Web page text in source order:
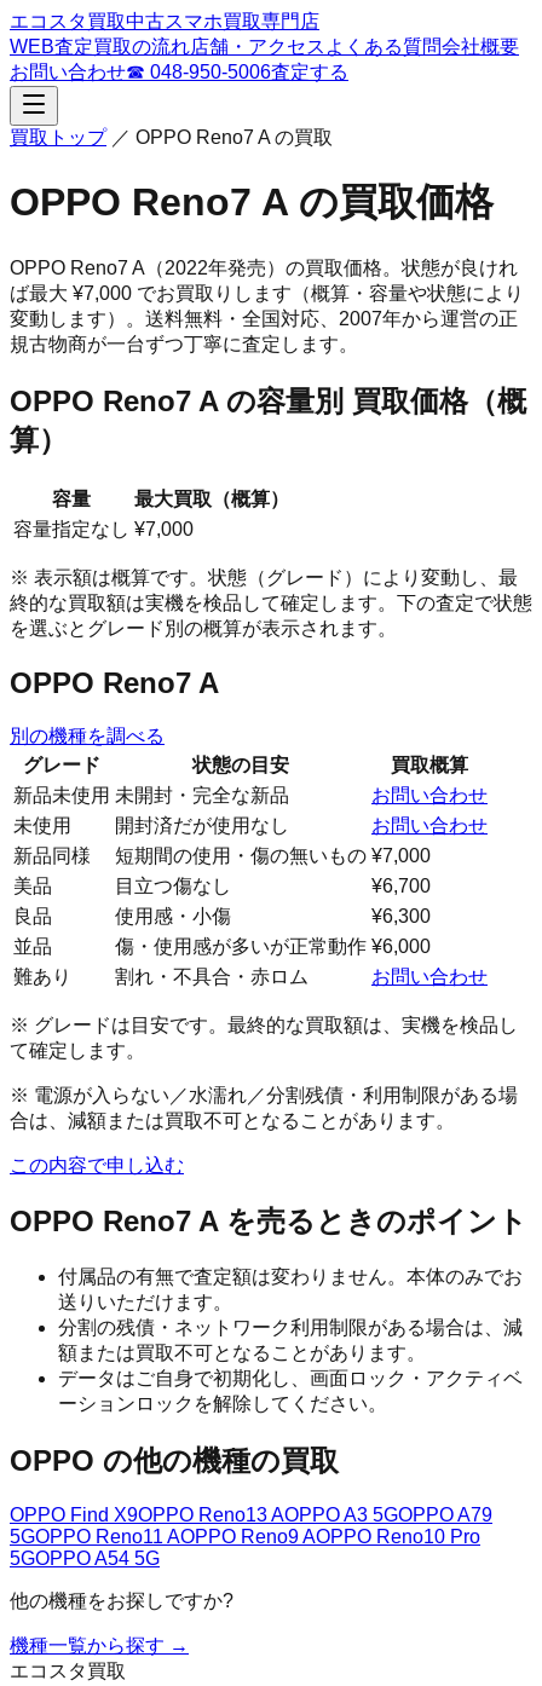
エコスタ買取中古スマホ買取専門店
WEB査定買取の流れ店舗・アクセス よくある質問会社概要
お問い合わせ☎ 048-950-5006査定する
買取トップ／ OPPO Reno7 A の買取
OPPO Reno7 A の買取価格
OPPO Reno7 A （2022年発売） の買取価格。 状態が良けれ
ば最大 ¥7,000 でお買取りします（概算・容量や状態により
変動します）。 送料無料・全国対応、 2007年から運営の正
規古物商が一台ずつ丁寧に査定します。
OPPO Reno7 Aの容量別 買取価格（概
算）
容量
最大買取（概算）
容量指定なし ¥7,000
※ 表示額は概算です。状態（グレード）により変動し、最
終的な買取額は実機を検品して確定します。下の査定で状態
を選ぶとグレード別の概算が表示されます。
OPPO Reno7 A
別の機種を調べる
グレード
状態の目安
買取概算
新品未使用 未開封・完全な新品
お問い合わせ
未使用
開封済だが使用なし
お問い合わせ
新品同様
短期間の使用・傷の無いもの ¥7,000
美品
目立つ傷なし
¥6,700
良品
使用感・小傷
¥6,300
並品
傷・使用感が多いが正常動作 ¥6,000
難あり
割れ・不具合・赤ロム お問い合わせ
※ グレードは目安です。最終的な買取額は、実機を検品し
て確定します。
※ 電源が入らない／水濡れ／分割残債・利用制限がある場
合は、減額または買取不可となることがあります。
この内容で申し込む
OPPO Reno7 Aを売るときのポイント
付属品の有無で査定額は変わりません。本体のみでお
送りいただけます。
分割の残債・ネットワーク利用制限がある場合は、減
額または買取不可となることがあります。
データはご自身で初期化し、画面ロック・アクティベ
ーションロックを解除してください。
OPPO の他の機種の買取
OPPO Find X9OPPO Reno13 AOPPO A3 5GOPPO A79
5GOPPO Reno11 AOPPO Reno9 AOPPO Reno10 Pro
5GOPPO A54 5G
他の機種をお探しですか?
機種一覧から探す →
エコスタ買取